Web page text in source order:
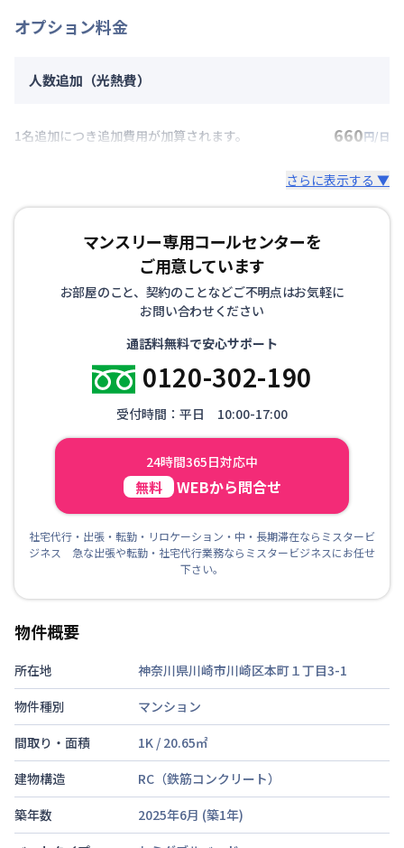
オプション料金
人数追加（光熱費）
1名追加につき追加費用が加算されます。 660円/日
さらに表示する ▼
マンスリー専用コールセンターを
ご用意しています
お部屋のこと、契約のことなどご不明点はお気軽に
お問い合わせください
通話料無料で安心サポート
0120-302-190
受付時間：平日 10:00-17:00
24時間365日対応中
無料 WEBから問合せ
社宅代行・出張・転勤・リロケーション・中・長期滞在ならミスタービ
ジネス 急な出張や転勤・社宅代行業務ならミスタービジネスにお任せ
下さい。
物件概要
所在地
神奈川県川崎市川崎区本町１丁目3-1
物件種別
マンション
間取り・面積
1K / 20.65㎡
建物構造
RC（鉄筋コンクリート）
築年数
2025年6月 (築1年)